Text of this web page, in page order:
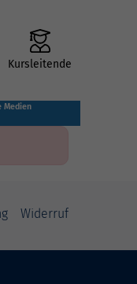
Kursleitende
Medien
Widerruf